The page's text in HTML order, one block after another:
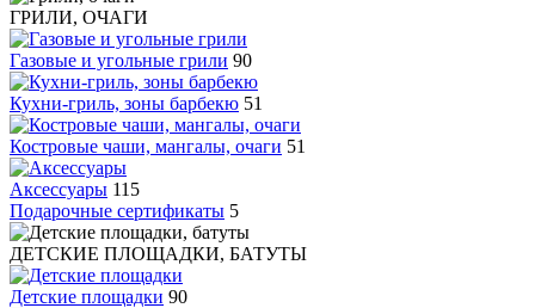
ГРИЛИ, ОЧАГИ
Газовые и угольные грили 90
Кухни-гриль, зоны барбекю 51
Костровые чаши, мангалы, очаги 51
Аксессуары 115
Подарочные сертификаты 5
ДЕТСКИЕ ПЛОЩАДКИ, БАТУТЫ
Детские площадки 90